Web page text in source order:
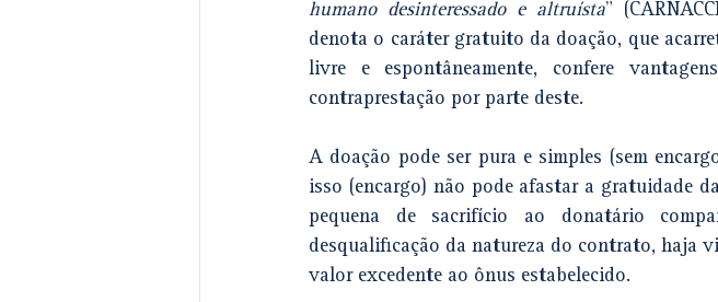
humano desinteressado e altruísta"
denota o caráter gratuito da doação, que
livre e espontâneamente, confere
contraprestação por parte deste.
A doação pode ser pura e simples (sem
isso (encargo) não pode afastar a gratuidade
pequena de sacrifício ao donatário
desqualificação da natureza do contrato, haja
valor excedente ao ônus estabelecido.